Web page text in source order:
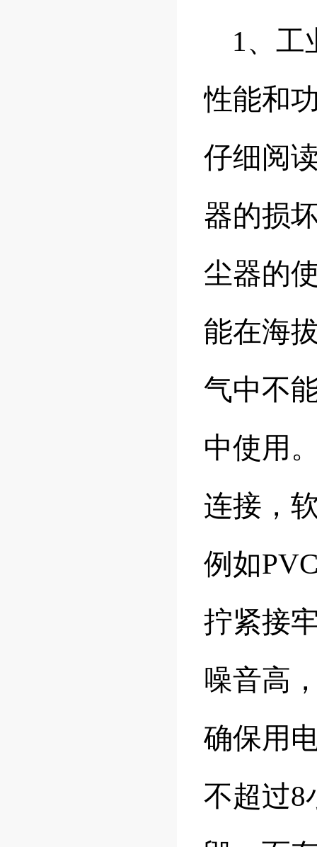
1、工
性能和
仔细阅
器的损
尘器的
能在海
气中不
中使用
连接，
例如
拧紧接
噪音高
确保用
不超过8